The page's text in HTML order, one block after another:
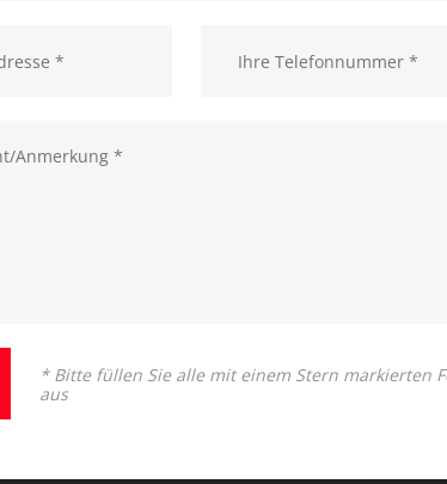
* Bitte füllen Sie alle mit einem Stern markierten
aus